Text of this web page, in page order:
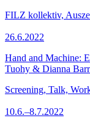
FILZ kollektiv,
26.6.2022
Hand and Machine:
Tuohy & Dianna
Screening, Talk,
10.6.–8.7.2022